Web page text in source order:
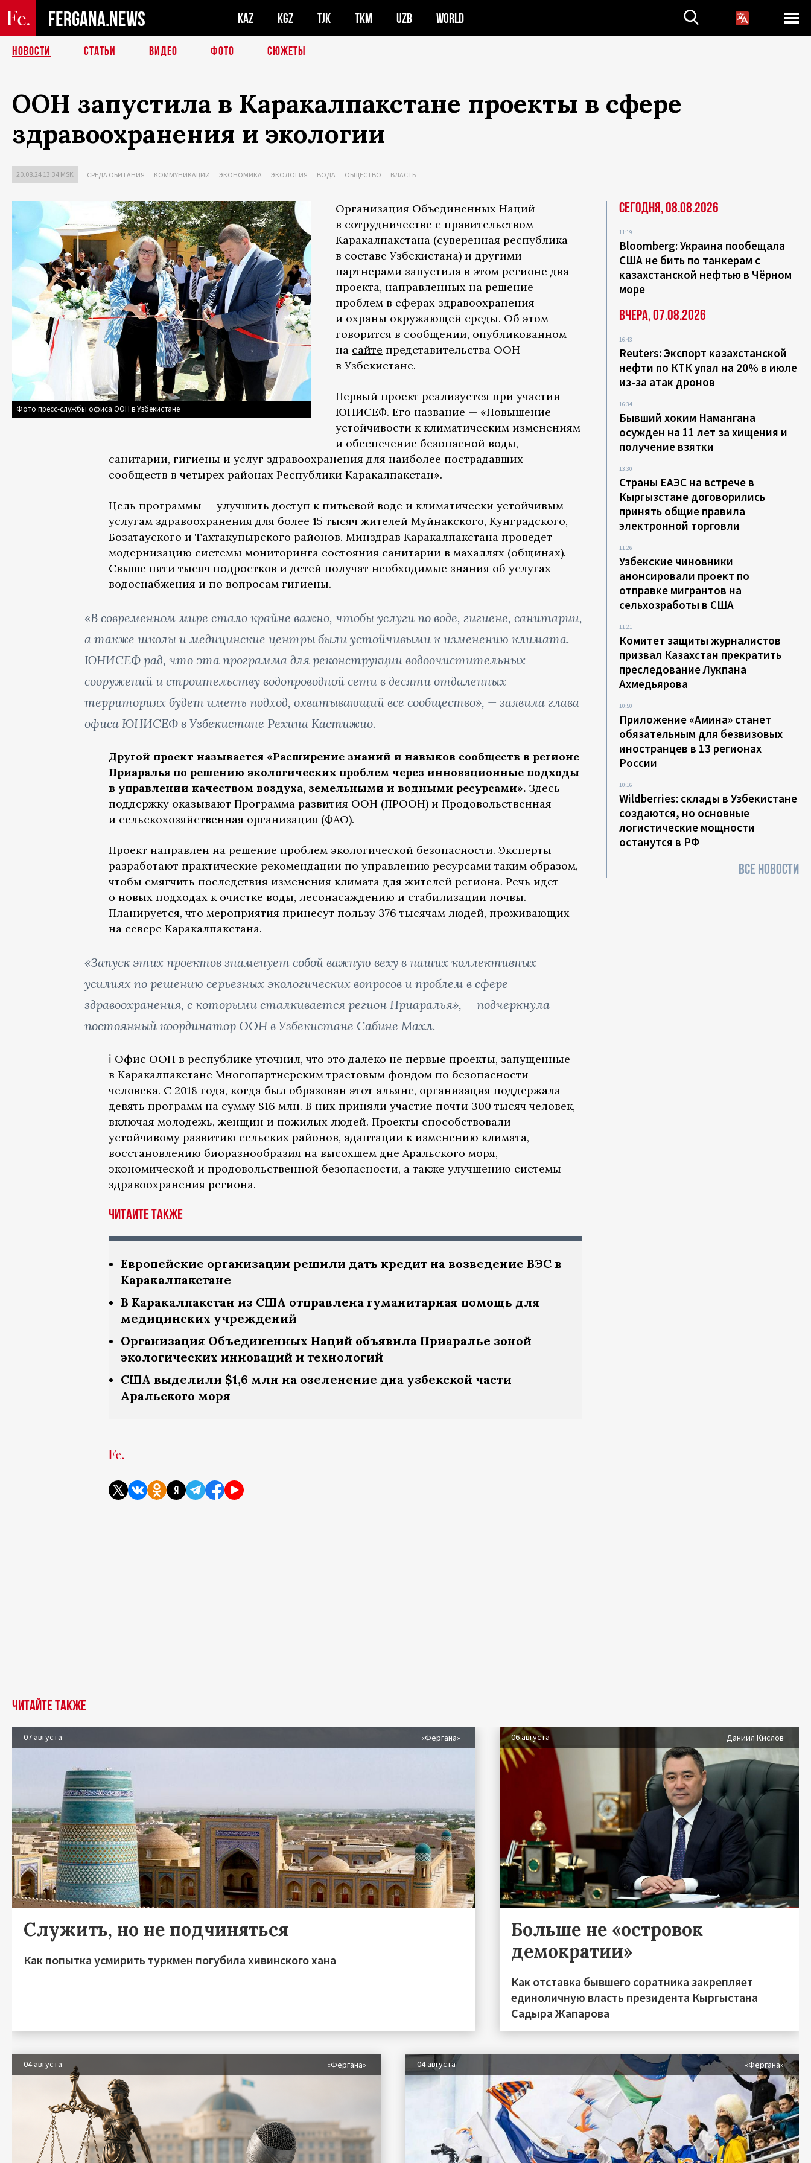
FERGANA.NEWS KAZ KGZ TJK TKM UZB WORLD
НОВОСТИ СТАТЬИ ВИДЕО ФОТО СЮЖЕТЫ
ООН запустила в Каракалпакстане проекты в сфере
здравоохранения и экологии
20.08.24 13:34 MSK СРЕДА ОБИТАНИЯ КОММУНИКАЦИИ ЭКОНОМИКА ЭКОЛОГИЯ ВОДА ОБЩЕСТВО ВЛАСТЬ
Фото пресс-службы офиса ООН в Узбекистане
Организация Объединенных Наций
в сотрудничестве с правительством
Каракалпакстана (суверенная республика
в составе Узбекистана) и другими
партнерами запустила в этом регионе два
проекта, направленных на решение
проблем в сферах здравоохранения
и охраны окружающей среды. Об этом
говорится в сообщении, опубликованном
на сайте представительства ООН
в Узбекистане.
Первый проект реализуется при участии
ЮНИСЕФ. Его название — «Повышение
устойчивости к климатическим изменениям
и обеспечение безопасной воды,
санитарии, гигиены и услуг здравоохранения для наиболее пострадавших
сообществ в четырех районах Республики Каракалпакстан».
Цель программы — улучшить доступ к питьевой воде и климатически устойчивым
услугам здравоохранения для более 15 тысяч жителей Муйнакского, Кунградского,
Бозатауского и Тахтакупырского районов. Минздрав Каракалпакстана проведет
модернизацию системы мониторинга состояния санитарии в махаллях (общинах).
Свыше пяти тысяч подростков и детей получат необходимые знания об услугах
водоснабжения и по вопросам гигиены.
«В современном мире стало крайне важно, чтобы услуги по воде, гигиене, санитарии,
а также школы и медицинские центры были устойчивыми к изменению климата.
ЮНИСЕФ рад, что эта программа для реконструкции водоочистительных
сооружений и строительству водопроводной сети в десяти отдаленных
территориях будет иметь подход, охватывающий все сообщество», — заявила глава
офиса ЮНИСЕФ в Узбекистане Рехина Кастижио.
Другой проект называется «Расширение знаний и навыков сообществ в регионе
Приаралья по решению экологических проблем через инновационные подходы
в управлении качеством воздуха, земельными и водными ресурсами». Здесь
поддержку оказывают Программа развития ООН (ПРООН) и Продовольственная
и сельскохозяйственная организация (ФАО).
Проект направлен на решение проблем экологической безопасности. Эксперты
разработают практические рекомендации по управлению ресурсами таким образом,
чтобы смягчить последствия изменения климата для жителей региона. Речь идет
о новых подходах к очистке воды, лесонасаждению и стабилизации почвы.
Планируется, что мероприятия принесут пользу 376 тысячам людей, проживающих
на севере Каракалпакстана.
«Запуск этих проектов знаменует собой важную веху в наших коллективных
усилиях по решению серьезных экологических вопросов и проблем в сфере
здравоохранения, с которыми сталкивается регион Приаралья», — подчеркнула
постоянный координатор ООН в Узбекистане Сабине Махл.
ℹ️ Офис ООН в республике уточнил, что это далеко не первые проекты, запущенные
в Каракалпакстане Многопартнерским трастовым фондом по безопасности
человека. С 2018 года, когда был образован этот альянс, организация поддержала
девять программ на сумму $16 млн. В них приняли участие почти 300 тысяч человек,
включая молодежь, женщин и пожилых людей. Проекты способствовали
устойчивому развитию сельских районов, адаптации к изменению климата,
восстановлению биоразнообразия на высохшем дне Аральского моря,
экономической и продовольственной безопасности, а также улучшению системы
здравоохранения региона.
Читайте также
Европейские организации решили дать кредит на возведение ВЭС в
Каракалпакстане
В Каракалпакстан из США отправлена гуманитарная помощь для
медицинских учреждений
Организация Объединенных Наций объявила Приаралье зоной
экологических инноваций и технологий
США выделили $1,6 млн на озеленение дна узбекской части
Аральского моря
Сегодня, 08.08.2026
11:19
Bloomberg: Украина пообещала
США не бить по танкерам с
казахстанской нефтью в Чёрном
море
Вчера, 07.08.2026
16:43
Reuters: Экспорт казахстанской
нефти по КТК упал на 20% в июле
из-за атак дронов
16:34
Бывший хоким Намангана
осужден на 11 лет за хищения и
получение взятки
13:30
Страны ЕАЭС на встрече в
Кыргызстане договорились
принять общие правила
электронной торговли
11:26
Узбекские чиновники
анонсировали проект по
отправке мигрантов на
сельхозработы в США
11:21
Комитет защиты журналистов
призвал Казахстан прекратить
преследование Лукпана
Ахмедьярова
10:50
Приложение «Амина» станет
обязательным для безвизовых
иностранцев в 13 регионах
России
10:16
Wildberries: склады в Узбекистане
создаются, но основные
логистические мощности
останутся в РФ
ВСЕ НОВОСТИ
Читайте также
07 августа «Фергана»
Служить, но не подчиняться
Как попытка усмирить туркмен погубила хивинского хана
06 августа Даниил Кислов
Больше не «островок
демократии»
Как отставка бывшего соратника закрепляет
единоличную власть президента Кыргыстана
Садыра Жапарова
04 августа «Фергана» 04 августа «Фергана»